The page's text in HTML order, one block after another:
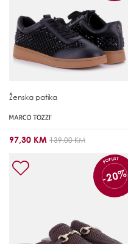
Ženska patika
97,30 KM 139,00 KM
POPUST
-20%